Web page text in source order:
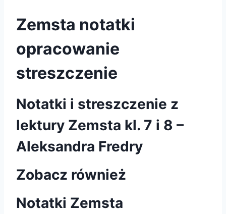
Zemsta notatki
opracowanie
streszczenie
Notatki i streszczenie z
lektury Zemsta kl. 7 i 8 –
Aleksandra Fredry
Zobacz również
Notatki Zemsta